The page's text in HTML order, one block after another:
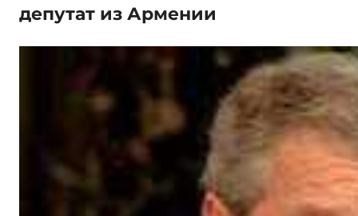
депутат из Армении